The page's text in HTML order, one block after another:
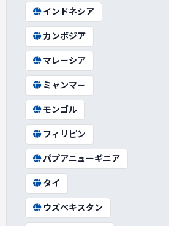
インドネシア
カンボジア
マレーシア
ミャンマー
モンゴル
フィリピン
パプアニューギニア
タイ
ウズベキスタン